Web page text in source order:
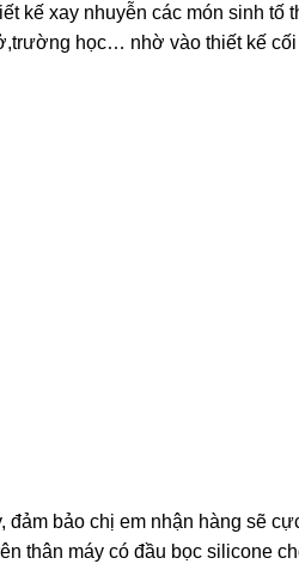
kế xay nhuyễn các món sinh tố
học… nhờ vào thiết kế
đảm bảo chị em nhận hàng sẽ
thân máy có đầu bọc silicone